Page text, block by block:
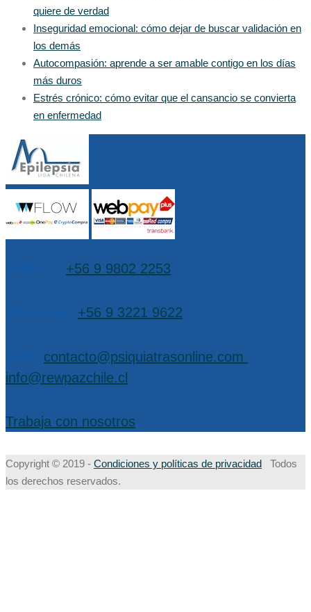
quiere de verdad
Inseguridad emocional: cómo dejar de buscar validación en
los demás
Autocompasión: aprende a ser amable contigo en los días
más duros
Estrés crónico: cómo evitar que el cansancio se convierta
en enfermedad
+56 9 9802 2253
+56 9 3221 9622
contacto@psiquiatrasonline.com
info@rewpazchile.cl
Trabaja con nosotros
Copyright © 2019 - Condiciones y políticas de privacidad
Todos
los derechos reservados.